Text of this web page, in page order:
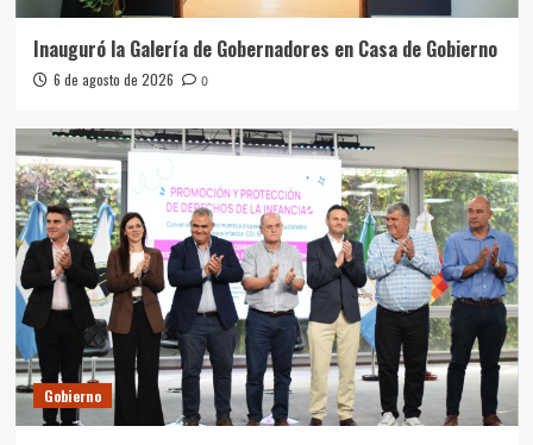
Inauguró la Galería de Gobernadores en Casa de Gobierno
6 de agosto de 2026 0
Gobierno